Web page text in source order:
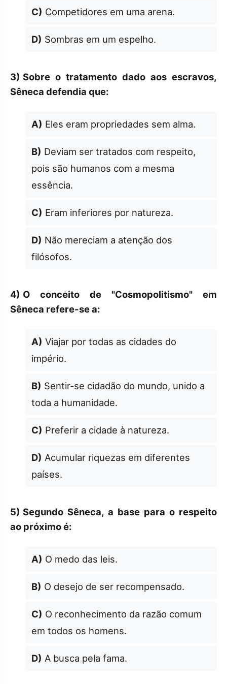
C) Competidores em uma arena.
D) Sombras em um espelho.
3) Sobre o tratamento dado aos escravos,
Sêneca defendia que:
A) Eles eram propriedades sem alma.
B) Deviam ser tratados com respeito,
pois são humanos com a mesma
essência.
C) Eram inferiores por natureza.
D) Não mereciam a atenção dos
filósofos.
4) O conceito de "Cosmopolitismo" em
Sêneca refere-se a:
A) Viajar por todas as cidades do
império.
B) Sentir-se cidadão do mundo, unido a
toda a humanidade.
C) Preferir a cidade à natureza.
D) Acumular riquezas em diferentes
países.
5) Segundo Sêneca, a base para o respeito
ao próximo é:
A) O medo das leis.
B) O desejo de ser recompensado.
C) O reconhecimento da razão comum
em todos os homens.
D) A busca pela fama.